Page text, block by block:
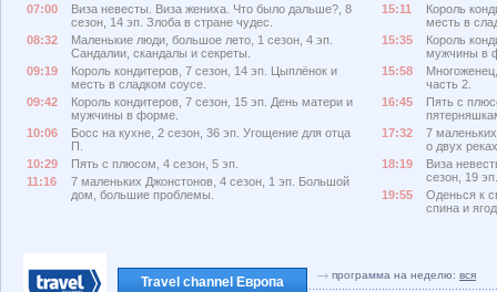
07:00
Виза невесты. Виза жениха. Что было дальше?, 8
сезон, 14 эп. Злоба в стране чудес.
08:32
Маленькие люди, большое лето, 1 сезон, 4 эп.
Сандалии, скандалы и секреты.
09:19
Король кондитеров, 7 сезон, 14 эп. Цыплёнок и
месть в сладком соусе.
09:42
Король кондитеров, 7 сезон, 15 эп. День матери и
мужчины в форме.
10:06
Босс на кухне, 2 сезон, 36 эп. Угощение для отца
П.
10:29
Пять с плюсом, 4 сезон, 5 эп.
11:16
7 маленьких Джонстонов, 4 сезон, 1 эп. Большой
дом, большие проблемы.
15:11
Король
месть в
15:35
Король
мужчины в
15:58
часть 2.
16:45
Пять с
17:32
7
о двух
18:19
Виза
сезон, 19
19:55
Оденься к
спина и
Travel channel Европа программа на неделю: вся